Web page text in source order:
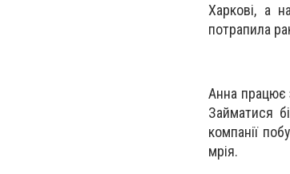
Харкові, а
потрапила
Анна працює
Займатися
компанії
мрія.